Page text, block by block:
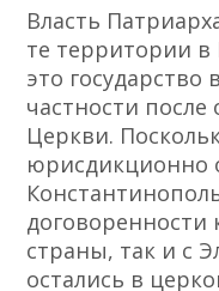
Власть
те территории
это
частности после
Церкви.
юрисдикционно
договоренности
страны, так и с
остались в